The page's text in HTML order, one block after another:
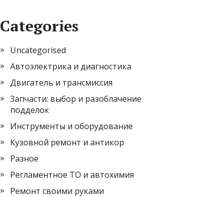
Categories
Uncategorised
Автоэлектрика и диагностика
Двигатель и трансмиссия
Запчасти: выбор и разоблачение
подделок
Инструменты и оборудование
Кузовной ремонт и антикор
Разное
Регламентное ТО и автохимия
Ремонт своими руками